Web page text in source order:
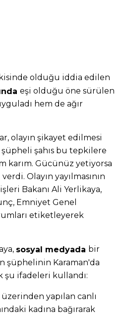
olduğu iddia edilen
eşi olduğu öne sürülen
hem de ağır
olayın şikayet edilmesi
şahıs bu tepkilere
karım. Gücünüz yetiyorsa
Olayın yayılmasının
Bakanı Ali Yerlikaya,
Emniyet Genel
etiketleyerek
sosyal medyada bir
şüphelinin Karaman'da
şu ifadeleri kullandı:
yapılan canlı
kadına bağırarak